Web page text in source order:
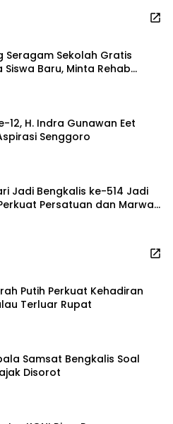
Seragam Sekolah Gratis
Siswa Baru, Minta Rehab
Dikurangi
12, H. Indra Gunawan Eet
Senggoro
Jadi Bengkalis ke-514 Jadi
Persatuan dan Marwah
Putih Perkuat Kehadiran
Terluar Rupat
Samsat Bengkalis Soal
Disorot